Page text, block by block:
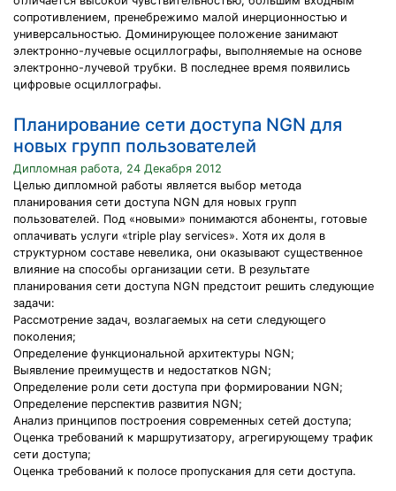
сопротивлением, пренебрежимо малой инерционностью и
универсальностью. Доминирующее положение занимают
электронно-лучевые осциллографы, выполняемые на основе
электронно-лучевой трубки. В последнее время появились
цифровые осциллографы.
Планирование сети доступа NGN для
новых групп пользователей
Дипломная работа, 24 Декабря 2012
Целью дипломной работы является выбор метода
планирования сети доступа NGN для новых групп
пользователей. Под «новыми» понимаются абоненты, готовые
оплачивать услуги «triple play services». Хотя их доля в
структурном составе невелика, они оказывают существенное
влияние на способы организации сети. В результате
планирования сети доступа NGN предстоит решить следующие
задачи:
Рассмотрение задач, возлагаемых на сети следующего
поколения;
Определение функциональной архитектуры NGN;
Выявление преимуществ и недостатков NGN;
Определение роли сети доступа при формировании NGN;
Определение перспектив развития NGN;
Анализ принципов построения современных сетей доступа;
Оценка требований к маршрутизатору, агрегирующему трафик
сети доступа;
Оценка требований к полосе пропускания для сети доступа.